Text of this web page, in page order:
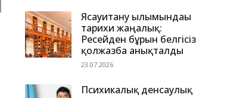
Ясауитану ғылымындағы
тарихи жаңалық:
Ресейден бұрын белгісіз
қолжазба анықталды
23.07.2026
Психикалық денсаулық